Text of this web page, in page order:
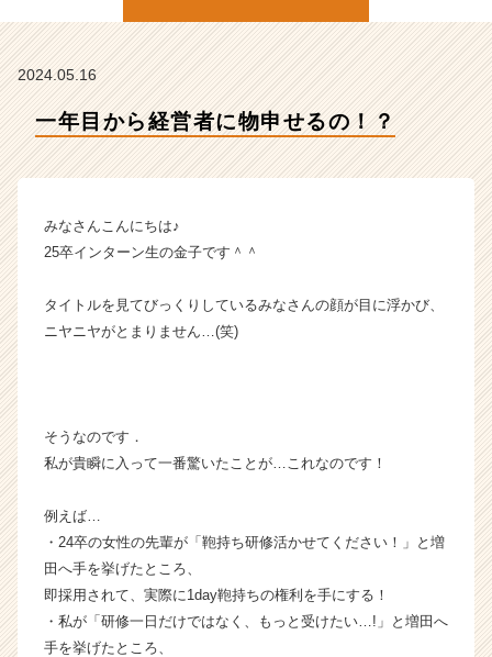
の
イ
イ
ベ
ン
企
ら
ス
カ
ウ
2024.05.16
一年目から経営者に物申せるの！？
みなさんこんにちは♪
25卒インターン生の金子です＾＾
タイトルを見てびっくりしているみなさんの顔が目に浮かび、
ニヤニヤがとまりません…(笑)
そうなのです．
私が貴瞬に入って一番驚いたことが…これなのです！
例えば…
・24卒の女性の先輩が「鞄持ち研修活かせてください！」と増
田へ手を挙げたところ、
即採用されて、実際に1day鞄持ちの権利を手にする！
・私が「研修一日だけではなく、もっと受けたい…!」と増田へ
手を挙げたところ、